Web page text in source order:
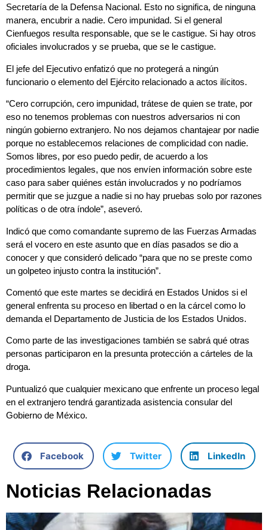
Secretaría de la Defensa Nacional. Esto no significa, de ninguna
manera, encubrir a nadie. Cero impunidad. Si el general
Cienfuegos resulta responsable, que se le castigue. Si hay otros
oficiales involucrados y se prueba, que se le castigue.
El jefe del Ejecutivo enfatizó que no protegerá a ningún
funcionario o elemento del Ejército relacionado a actos ilícitos.
“Cero corrupción, cero impunidad, trátese de quien se trate, por
eso no tenemos problemas con nuestros adversarios ni con
ningún gobierno extranjero. No nos dejamos chantajear por nadie
porque no establecemos relaciones de complicidad con nadie.
Somos libres, por eso puedo pedir, de acuerdo a los
procedimientos legales, que nos envíen información sobre este
caso para saber quiénes están involucrados y no podríamos
permitir que se juzgue a nadie si no hay pruebas solo por razones
políticas o de otra índole”, aseveró.
Indicó que como comandante supremo de las Fuerzas Armadas
será el vocero en este asunto que en días pasados se dio a
conocer y que consideró delicado “para que no se preste como
un golpeteo injusto contra la institución”.
Comentó que este martes se decidirá en Estados Unidos si el
general enfrenta su proceso en libertad o en la cárcel como lo
demanda el Departamento de Justicia de los Estados Unidos.
Como parte de las investigaciones también se sabrá qué otras
personas participaron en la presunta protección a cárteles de la
droga.
Puntualizó que cualquier mexicano que enfrente un proceso legal
en el extranjero tendrá garantizada asistencia consular del
Gobierno de México.
Facebook Twitter LinkedIn
Noticias Relacionadas